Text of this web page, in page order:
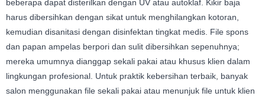
beberapa dapat disterilkan dengan UV atau autoklaf. Kikir baja
harus dibersihkan dengan sikat untuk menghilangkan kotoran,
kemudian disanitasi dengan disinfektan tingkat medis. File spons
dan papan ampelas berpori dan sulit dibersihkan sepenuhnya;
mereka umumnya dianggap sekali pakai atau khusus klien dalam
lingkungan profesional. Untuk praktik kebersihan terbaik, banyak
salon menggunakan file sekali pakai atau menunjuk file untuk klien